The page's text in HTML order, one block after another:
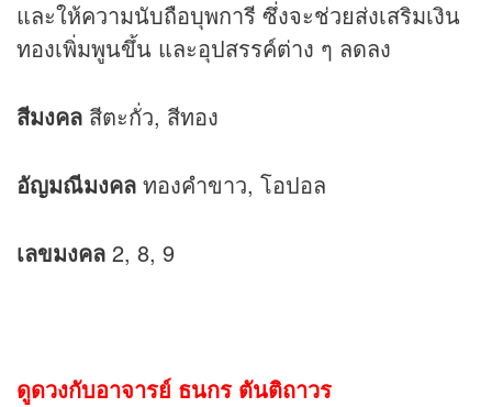
และให้ความนับถือบุพการี ซึ่งจะช่วยส่งเสริมเงิน
ทองเพิ่มพูนขึ้น และอุปสรรค์ต่าง ๆ ลดลง
สีมงคล สีตะกั่ว, สีทอง
อัญมณีมงคล ทองคำขาว, โอปอล
เลขมงคล 2, 8, 9
ดูดวงกับอาจารย์ ธนกร ตันติถาวร